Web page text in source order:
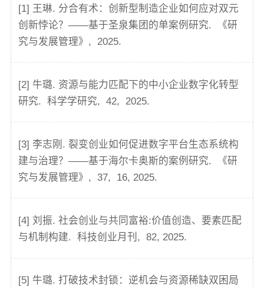
[1] 王琳. 分合有术：创新型制造企业如何应对双元
创新悖论？——基于圣泉集团的单案例研究.
《研
究与发展管理》,
2025.
[2] 牛璐. 资源与能力匹配下的中小企业数字化转型
研究. 科学学研究, 42, 2025.
[3] 李志刚. 裂变创业如何促进数字平台生态系统构
建与治理？——基于海尔卡奥斯的案例研究.
《研
究与发展管理》, 37, 16, 2025.
[4] 刘振. 社会创业与共同富裕:价值创造、要素匹配
与机制构建. 科技创业月刊, 82, 2025.
[5] 牛璐. 打破技术封锁：逆机会与资源稀缺双困局